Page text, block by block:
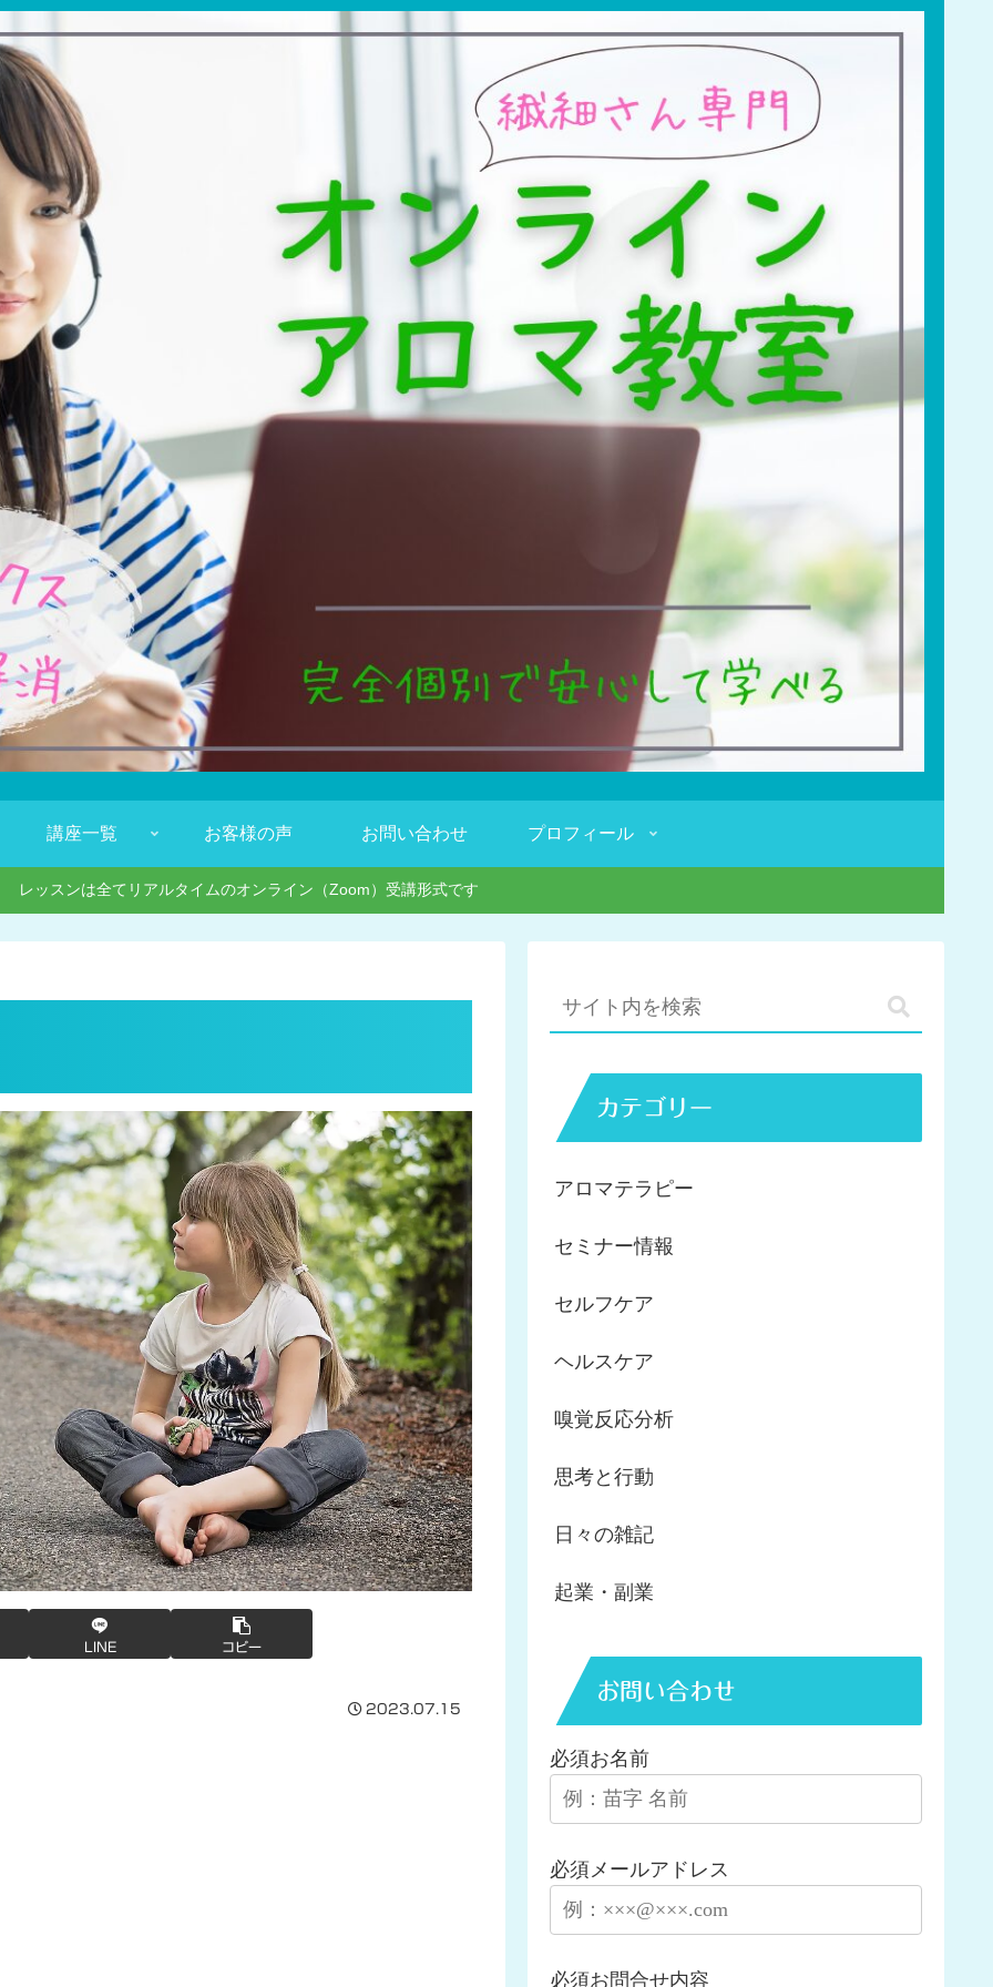
講座一覧 お客様の声 お問い合わせ プロフィール
レッスンは全てリアルタイムのオンライン（Zoom）受講形式です
LINE コピー
2023.07.15
カテゴリー
アロマテラピー
セミナー情報
セルフケア
ヘルスケア
嗅覚反応分析
思考と行動
日々の雑記
起業・副業
お問い合わせ
必須お名前
必須 メールアドレス
必須お問合せ内容